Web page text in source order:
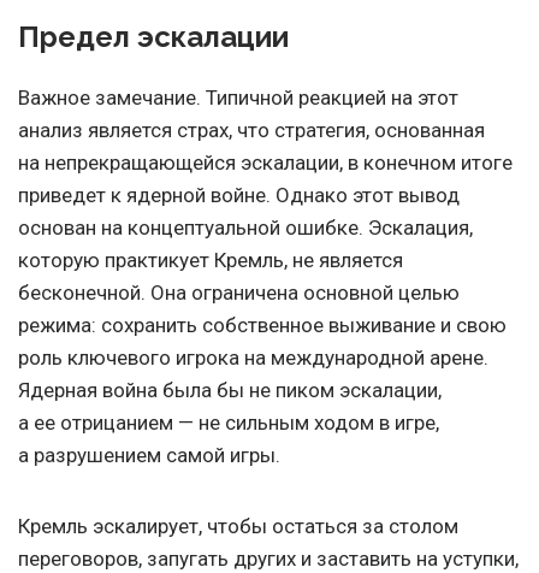
Предел эскалации
Важное замечание. Типичной реакцией на этот
анализ является страх, что стратегия, основанная
на непрекращающейся эскалации, в конечном итоге
приведет к ядерной войне. Однако этот вывод
основан на концептуальной ошибке. Эскалация,
которую практикует Кремль, не является
бесконечной. Она ограничена основной целью
режима: сохранить собственное выживание и свою
роль ключевого игрока на международной арене.
Ядерная война была бы не пиком эскалации,
а ее отрицанием — не сильным ходом в игре,
а разрушением самой игры.
Кремль эскалирует, чтобы остаться за столом
переговоров, запугать других и заставить на уступки,